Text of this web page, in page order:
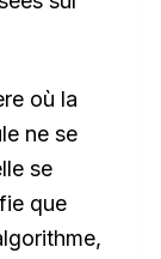
où la
ne se
se
que